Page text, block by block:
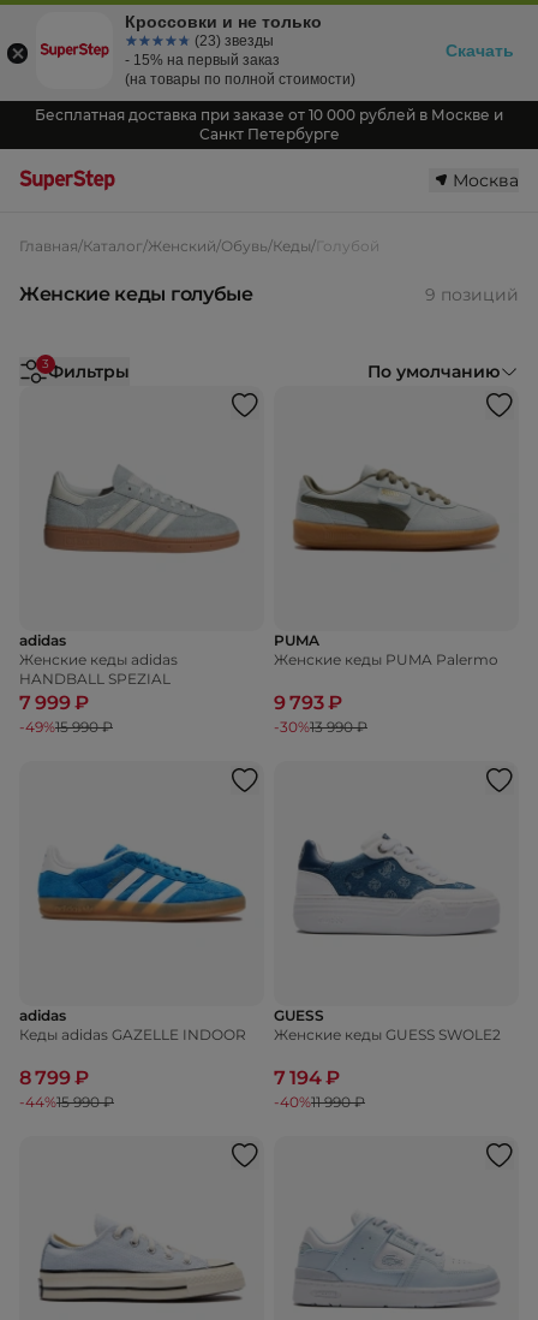
Бесплатная доставка при заказе от 10 000 рублей в Москве и
Санкт Петербурге
Москва
Главная/Каталог/Женский/Обувь/Кеды/ Голубой
Женские кеды голубые 9 позиций
3Фильтры По умолчанию
adidas
Женские кеды adidas
HANDBALL SPEZIAL
7 999 ₽
-49%15 990 ₽
PUMA
Женские кеды PUMA Palermo
9 793 ₽
-30%13 990 ₽
adidas
Кеды adidas GAZELLE INDOOR
8 799 ₽
-44%15 990 ₽
GUESS
Женские кеды GUESS SWOLE2
7 194 ₽
-40%11 990 ₽
Кроссовки и не только
☆☆☆☆☆
★★★★★ (23) звезды
- 15% на первый заказ
(на товары по полной стоимости)
Скачать